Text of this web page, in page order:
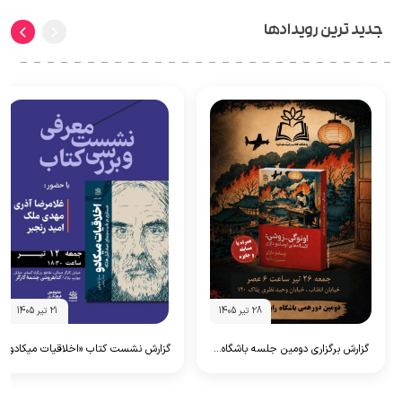
جدید ترین رویدادها
28 تیر 1405
گزارش برگزاری دومین جلسه باشگاه... گزارش نشست کتاب «اخلاقیات میکادو»